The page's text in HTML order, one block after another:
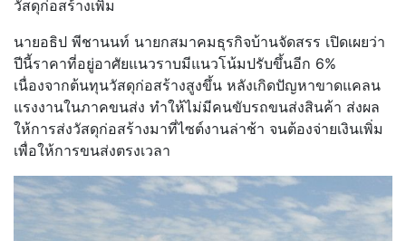
วัสดุก่อสร้างเพิ่ม
นายอธิป พีชานนท์ นายกสมาคมธุรกิจบ้านจัดสรร เปิดเผยว่า
ปีนี้ราคาที่อยู่อาศัยแนวราบมีแนวโน้มปรับขึ้นอีก 6%
เนื่องจากต้นทุนวัสดุก่อสร้างสูงขึ้น หลังเกิดปัญหาขาดแคลน
แรงงานในภาคขนส่ง ทำให้ไม่มีคนขับรถขนส่งสินค้า ส่งผล
ให้การส่งวัสดุก่อสร้างมาที่ไซต์งานล่าช้า จนต้องจ่ายเงินเพิ่ม
เพื่อให้การขนส่งตรงเวลา